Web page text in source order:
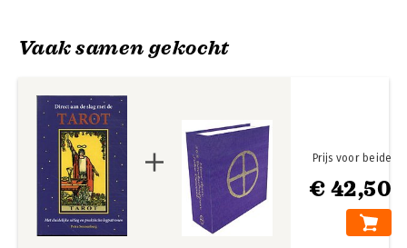
Vaak samen gekocht
€ 42,50
Prijs voor beide